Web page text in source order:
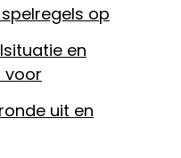
op
en
voor
uit en